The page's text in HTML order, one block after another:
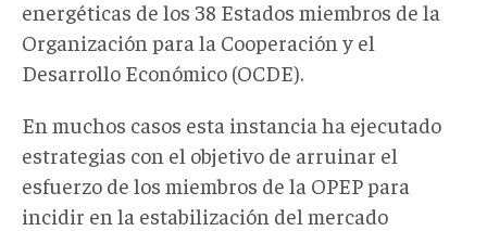
energéticas de los 38 Estados miembros de la
Organización para la Cooperación y el
Desarrollo Económico (OCDE).
En muchos casos esta instancia ha ejecutado
estrategias con el objetivo de arruinar el
esfuerzo de los miembros de la OPEP para
incidir en la estabilización del mercado